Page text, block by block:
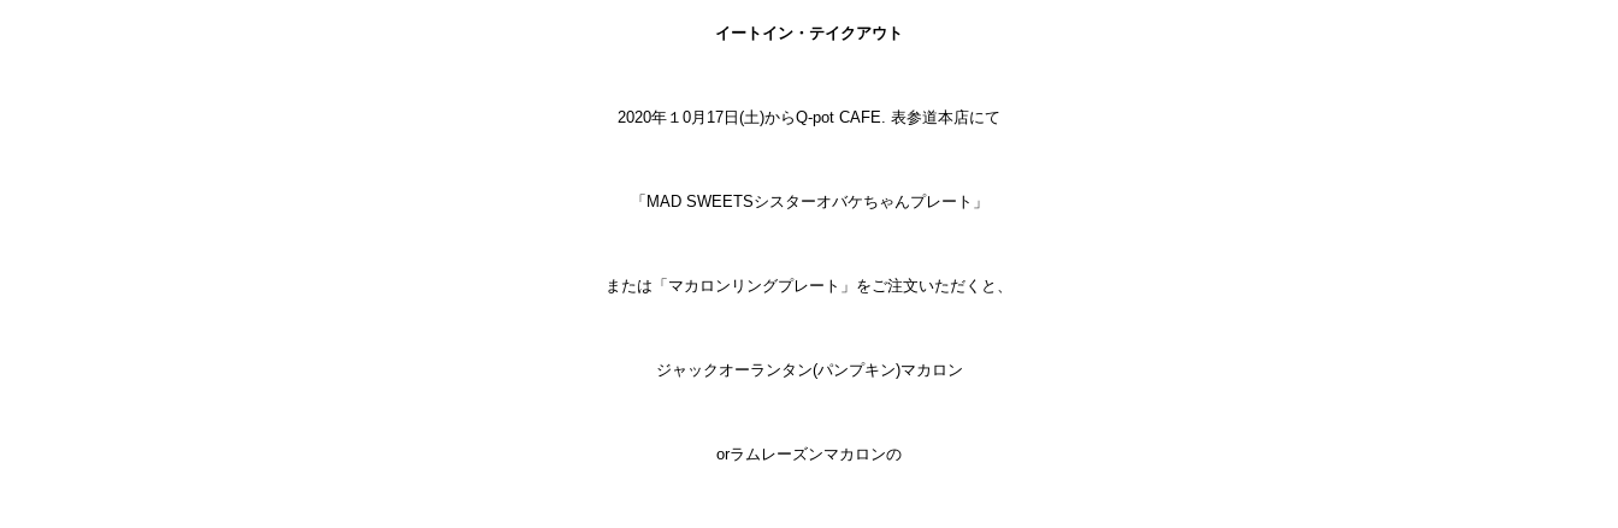
イートイン・テイクアウト
2020年１0月17日(土)からQ-pot CAFE. 表参道本店にて
「MAD SWEETSシスターオバケちゃんプレート」
または「マカロンリングプレート」をご注文いただくと、
ジャックオーランタン(パンプキン)マカロン
orラムレーズンマカロンの